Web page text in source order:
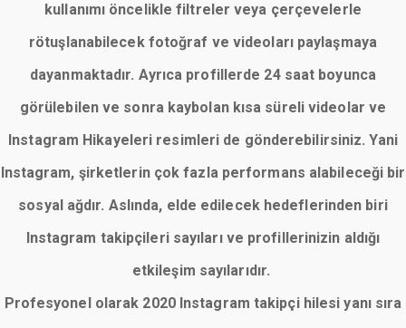
kullanımı öncelikle filtreler veya çerçevelerle
rötuşlanabilecek fotoğraf ve videoları paylaşmaya
dayanmaktadır. Ayrıca profillerde 24 saat boyunca
görülebilen ve sonra kaybolan kısa süreli videolar ve
Instagram Hikayeleri resimleri de gönderebilirsiniz. Yani
Instagram, şirketlerin çok fazla performans alabileceği bir
sosyal ağdır. Aslında, elde edilecek hedeflerinden biri
Instagram takipçileri sayıları ve profillerinizin aldığı
etkileşim sayılarıdır.
Profesyonel olarak 2020 Instagram takipçi hilesi yanı sıra